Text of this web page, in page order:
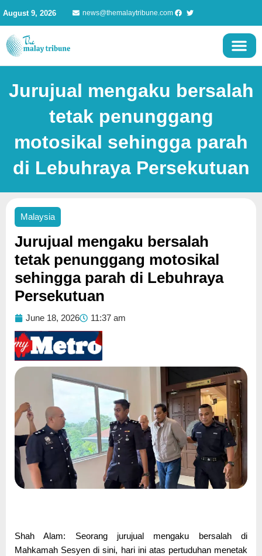
content
August 9, 2026 news@themalaytribune.com
Jurujual mengaku bersalah
tetak penunggang
motosikal sehingga parah
di Lebuhraya Persekutuan
Malaysia
Jurujual mengaku bersalah
tetak penunggang motosikal
sehingga parah di Lebuhraya
Persekutuan
June 18, 2026 11:37 am
Shah Alam: Seorang jurujual mengaku bersalah di
Mahkamah Sesyen di sini, hari ini atas pertuduhan menetak